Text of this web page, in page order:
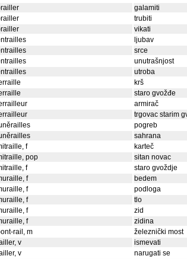
galamiti
trubiti
vikati
ljubav
srce
unutrašnjost
utroba
krš
staro gvožđe
armirač
trgovac starim
pogreb
sahrana
f
karteč
pop
sitan novac
f
staro gvoždje
f
bedem
f
podloga
f
tlo
f
zid
f
zidina
rail, m
železnički most
v
ismevati
v
narugati se